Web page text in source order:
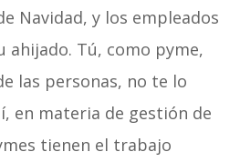
Navidad, y los empleados
ahijado. Tú, como pyme,
las personas, no te lo
en materia de gestión de
tienen el trabajo